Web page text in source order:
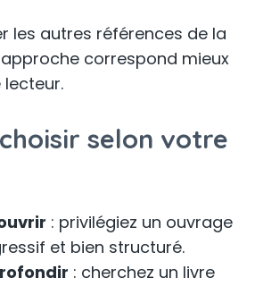
les autres références de la
correspond mieux
selon votre
: privilégiez un ouvrage
et bien structuré.
: cherchez un livre